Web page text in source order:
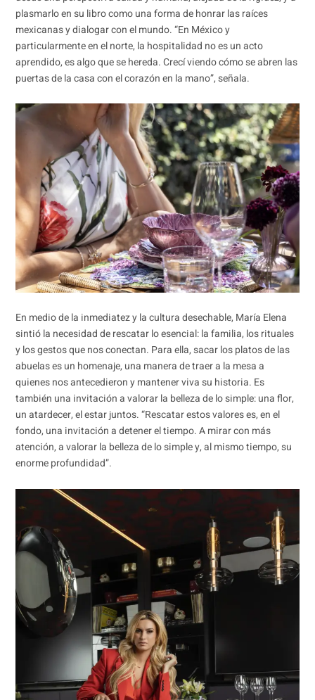
plasmarlo en su libro como una forma de honrar las raíces
mexicanas y dialogar con el mundo. “En México y
particularmente en el norte, la hospitalidad no es un acto
aprendido, es algo que se hereda. Crecí viendo cómo se abren las
puertas de la casa con el corazón en la mano”, señala.
En medio de la inmediatez y la cultura desechable, María Elena
sintió la necesidad de rescatar lo esencial: la familia, los rituales
y los gestos que nos conectan. Para ella, sacar los platos de las
abuelas es un homenaje, una manera de traer a la mesa a
quienes nos antecedieron y mantener viva su historia. Es
también una invitación a valorar la belleza de lo simple: una flor,
un atardecer, el estar juntos. “Rescatar estos valores es, en el
fondo, una invitación a detener el tiempo. A mirar con más
atención, a valorar la belleza de lo simple y, al mismo tiempo, su
enorme profundidad”.